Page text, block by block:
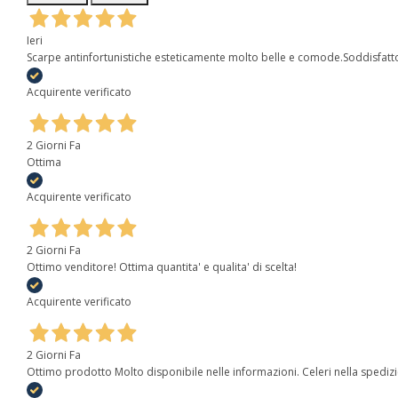
Ieri
Scarpe antinfortunistiche esteticamente molto belle e
Acquirente verificato
2 Giorni Fa
Ottima
Acquirente verificato
2 Giorni Fa
Ottimo venditore! Ottima quantita' e qualita' di scelta!
Acquirente verificato
2 Giorni Fa
Ottimo prodotto Molto disponibile nelle informazioni. Celeri nella